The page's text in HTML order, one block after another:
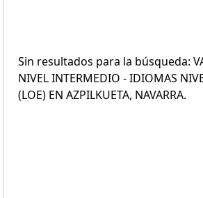
Sin resultados para la búsqueda:
NIVEL INTERMEDIO - IDIOMAS
(LOE) EN AZPILKUETA, NAVARRA.